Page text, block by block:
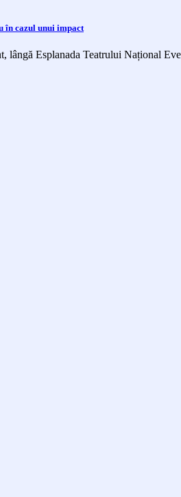
în cazul unui impact
lângă Esplanada Teatrului Național